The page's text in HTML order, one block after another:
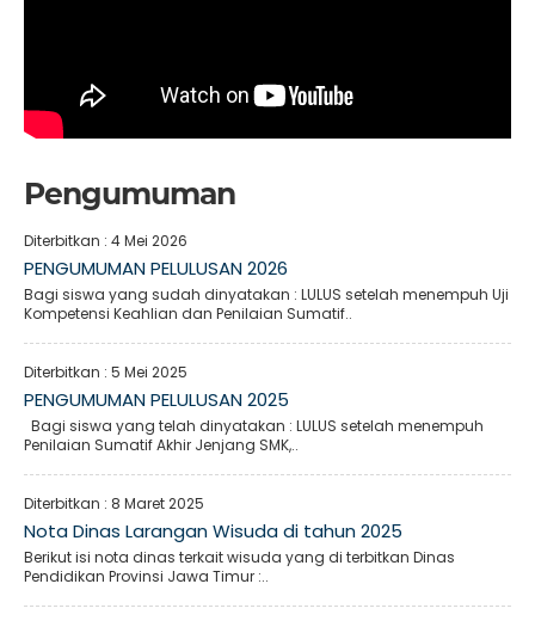
Pengumuman
Diterbitkan : 4 Mei 2026
PENGUMUMAN PELULUSAN 2026
Bagi siswa yang sudah dinyatakan : LULUS setelah menempuh Uji
Kompetensi Keahlian dan Penilaian Sumatif..
Diterbitkan : 5 Mei 2025
PENGUMUMAN PELULUSAN 2025
Bagi siswa yang telah dinyatakan : LULUS setelah menempuh
Penilaian Sumatif Akhir Jenjang SMK,..
Diterbitkan : 8 Maret 2025
Nota Dinas Larangan Wisuda di tahun 2025
Berikut isi nota dinas terkait wisuda yang di terbitkan Dinas
Pendidikan Provinsi Jawa Timur :..